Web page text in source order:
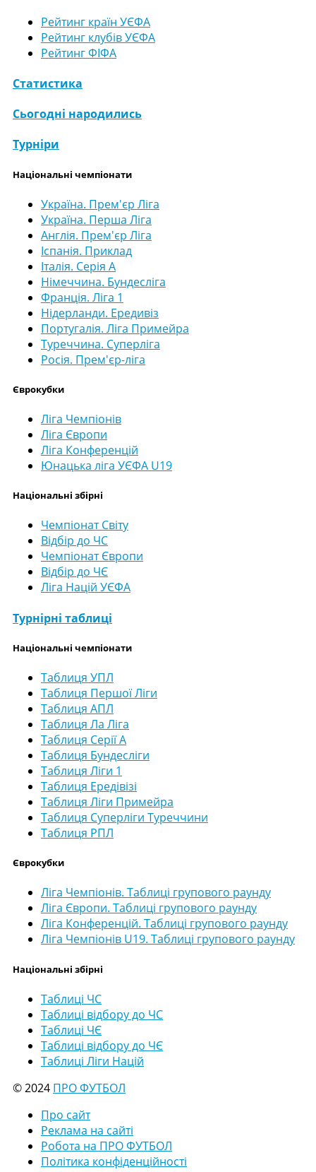
Рейтинг країн УЄФА
Рейтинг клубів УЄФА
Рейтинг ФІФА
Статистика
Сьогодні народились
Турніри
Національні чемпіонати
Україна. Прем'єр Ліга
Україна. Перша Ліга
Англія. Прем'єр Ліга
Іспанія. Приклад
Італія. Серія А
Німеччина. Бундесліга
Франція. Ліга 1
Нідерланди. Ередивіз
Португалія. Ліга Примейра
Туреччина. Суперліга
Росія. Прем'єр-ліга
Єврокубки
Ліга Чемпіонів
Ліга Європи
Ліга Конференцій
Юнацька ліга УЄФА U19
Національні збірні
Чемпіонат Світу
Відбір до ЧС
Чемпіонат Європи
Відбір до ЧЄ
Ліга Націй УЄФА
Турнірні таблиці
Національні чемпіонати
Таблиця УПЛ
Таблиця Першої Ліги
Таблиця АПЛ
Таблиця Ла Ліга
Таблиця Серії А
Таблиця Бундесліги
Таблиця Ліги 1
Таблиця Ередівізі
Таблиця Ліги Примейра
Таблиця Суперліги Туреччини
Таблиця РПЛ
Єврокубки
Ліга Чемпіонів. Таблиці групового раунду
Ліга Європи. Таблиці групового раунду
Ліга Конференцій. Таблиці групового раунду
Ліга Чемпіонів U19. Таблиці групового раунду
Національні збірні
Таблиці ЧС
Таблиці відбору до ЧС
Таблиці ЧЄ
Таблиці відбору до ЧЄ
Таблиці Ліги Націй
© 2024 ПРО ФУТБОЛ
Про сайт
Реклама на сайті
Робота на ПРО ФУТБОЛ
Політика конфіденційності